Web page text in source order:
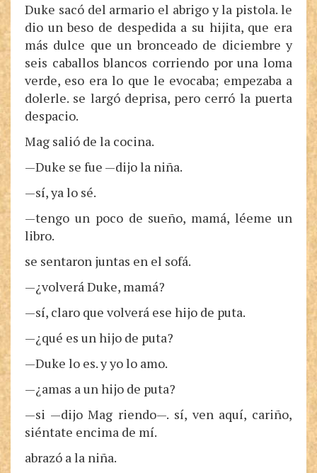
Duke sacó del armario el abrigo y la pistola. le
dio un beso de despedida a su hijita, que era
más dulce que un bronceado de diciembre y
seis caballos blancos corriendo por una loma
verde, eso era lo que le evocaba; empezaba a
dolerle. se largó deprisa, pero cerró la puerta
despacio.
Mag salió de la cocina.
—Duke se fue —dijo la niña.
—sí, ya lo sé.
—tengo un poco de sueño, mamá, léeme un
libro.
se sentaron juntas en el sofá.
—¿volverá Duke, mamá?
—sí, claro que volverá ese hijo de puta.
—¿qué es un hijo de puta?
—Duke lo es. y yo lo amo.
—¿amas a un hijo de puta?
—si —dijo Mag riendo—. sí, ven aquí, cariño,
siéntate encima de mí.
abrazó a la niña.